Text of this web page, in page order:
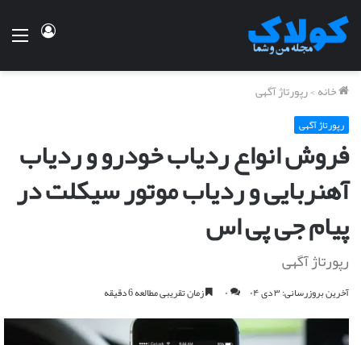
ورود
خانه>رپورتاژ آگهی
رپورتاژ آگهی
فروش انواع ردیاب خودرو و ردیاب
آهنربایی و ردیاب موتور سیکلت در
پیام جی پی اس
رپورتاژ آگهی
آخرین بروزرسانی: ۳ دی ۰۴ ۰ زمان تقریبی مطالعه 6 دقیقه